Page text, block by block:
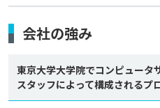
会社の強み
東京大学大学院でコンピュータ
スタッフによって構成されるプ